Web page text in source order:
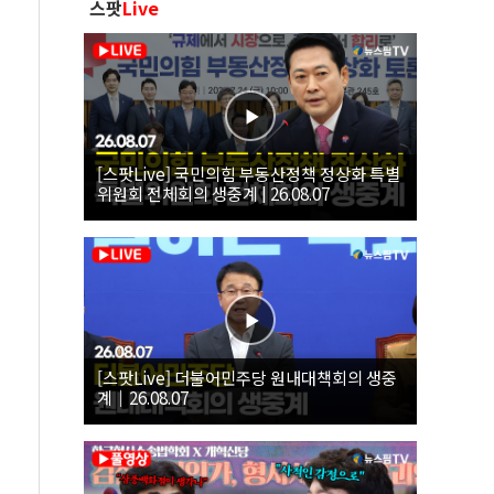
스팟Live
[스팟Live] 국민의힘 부동산정책 정상화 특별
위원회 전체회의 생중계 | 26.08.07
[스팟Live] 더불어민주당 원내대책회의 생중
계｜26.08.07